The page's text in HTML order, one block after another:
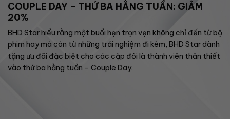
COUPLE DAY – THỨ BA HẰNG TUẦN: GIẢM
20%
BHD Star hiểu rằng một buổi hẹn trọn vẹn không chỉ đến từ bộ
phim hay mà còn từ những trải nghiệm đi kèm, BHD Star dành
tặng ưu đãi đặc biệt cho các cặp đôi là thành viên thân thiết
vào thứ ba hằng tuần – Couple Day.